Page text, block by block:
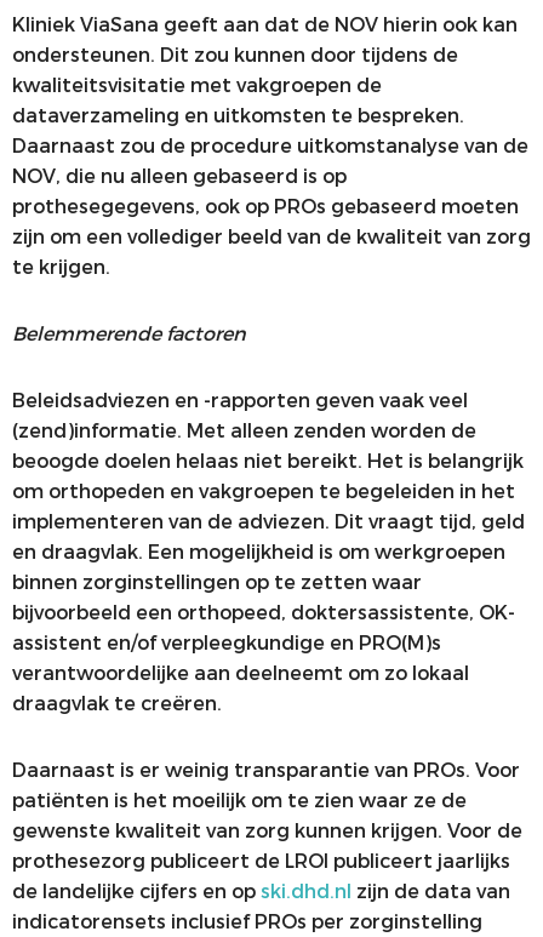
Kliniek ViaSana geeft aan dat de NOV hierin ook kan
ondersteunen. Dit zou kunnen door tijdens de
kwaliteitsvisitatie met vakgroepen de
dataverzameling en uitkomsten te bespreken.
Daarnaast zou de procedure uitkomstanalyse van de
NOV, die nu alleen gebaseerd is op
prothesegegevens, ook op PROs gebaseerd moeten
zijn om een vollediger beeld van de kwaliteit van zorg
te krijgen.
Belemmerende factoren
Beleidsadviezen en -rapporten geven vaak veel
(zend)informatie. Met alleen zenden worden de
beoogde doelen helaas niet bereikt. Het is belangrijk
om orthopeden en vakgroepen te begeleiden in het
implementeren van de adviezen. Dit vraagt tijd, geld
en draagvlak. Een mogelijkheid is om werkgroepen
binnen zorginstellingen op te zetten waar
bijvoorbeeld een orthopeed, doktersassistente, OK-
assistent en/of verpleegkundige en PRO(M)s
verantwoordelijke aan deelneemt om zo lokaal
draagvlak te creëren.
Daarnaast is er weinig transparantie van PROs. Voor
patiënten is het moeilijk om te zien waar ze de
gewenste kwaliteit van zorg kunnen krijgen. Voor de
prothesezorg publiceert de LROI publiceert jaarlijks
de landelijke cijfers en opski.dhd.nl zijn de data van
indicatorensets inclusief PROs per zorginstelling